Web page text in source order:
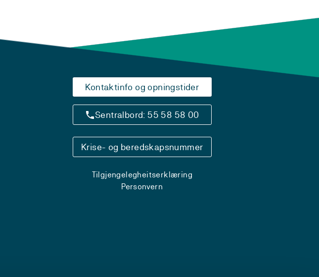
Kontaktinfo og opningstider
Sentralbord: 55 58 58 00
Krise- og beredskapsnummer
Tilgjengelegheitserklæring
Personvern